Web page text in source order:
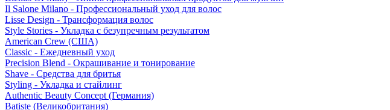
Il Salone Milano - Профессиональный уход для волос
Lisse Design - Трансформация волос
Style Stories - Укладка с безупречным результатом
American Crew (США)
Classic - Ежедневный уход
Precision Blend - Окрашивание и тонирование
Shave - Средства для бритья
Styling - Укладка и стайлинг
Authentic Beauty Concept (Германия)
Batiste (Великобритания)